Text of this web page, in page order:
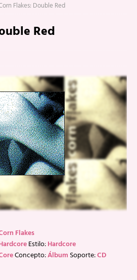
Flakes: Double Red
Red
Flakes
Estilo:Hardcore
Concepto:Álbum Soporte:CD